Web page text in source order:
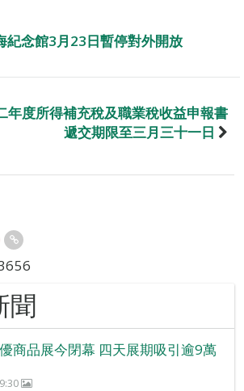
紀念館3月23日暫停對外開放
年度所得補充稅及職業稅收益申報書
遞交期限至三月三十一日
聞
商品展今閉幕 四天展期吸引逾9萬